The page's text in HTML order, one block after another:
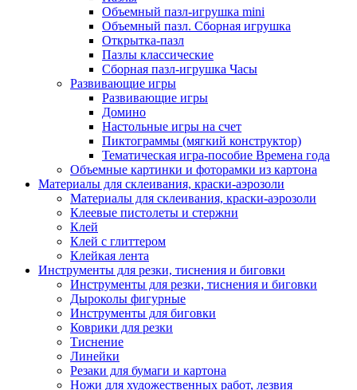
Объемный пазл-игрушка mini
Объемный пазл. Сборная игрушка
Открытка-пазл
Пазлы классические
Сборная пазл-игрушка Часы
Развивающие игры
Развивающие игры
Домино
Настольные игры на счет
Пиктограммы (мягкий конструктор)
Тематическая игра-пособие Времена года
Объемные картинки и фоторамки из картона
Материалы для склеивания, краски-аэрозоли
Материалы для склеивания, краски-аэрозоли
Клеевые пистолеты и стержни
Клей
Клей с глиттером
Клейкая лента
Инструменты для резки, тиснения и биговки
Инструменты для резки, тиснения и биговки
Дыроколы фигурные
Инструменты для биговки
Коврики для резки
Тиснение
Линейки
Резаки для бумаги и картона
Ножи для художественных работ, лезвия